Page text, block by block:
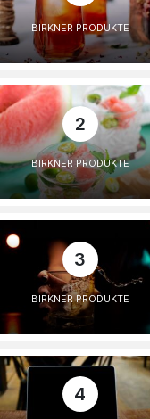
BIRKNER PRODUKTE
2
BIRKNER PRODUKTE
3
BIRKNER PRODUKTE
4